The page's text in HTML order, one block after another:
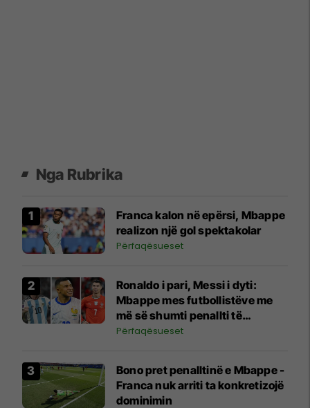
Nga Rubrika
Franca kalon në epërsi, Mbappe
realizon një gol spektakolar
Përfaqësueset
Ronaldo i pari, Messi i dyti:
Mbappe mes futbollistëve me
më së shumti penallti të
humbura
Përfaqësueset
Bono pret penalltinë e Mbappe -
Franca nuk arriti ta konkretizojë
dominimin